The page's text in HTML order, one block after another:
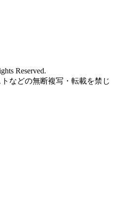
Reserved.
などの無断複写・転載を禁じ